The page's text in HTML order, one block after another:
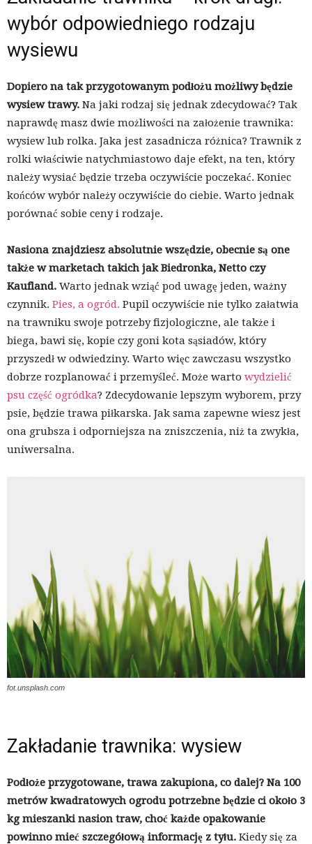
wybór odpowiedniego rodzaju
wysiewu
Dopiero na tak przygotowanym podłożu możliwy będzie
wysiew trawy. Na jaki rodzaj się jednak zdecydować? Tak
naprawdę masz dwie możliwości na założenie trawnika:
wysiew lub rolka. Jaka jest zasadnicza różnica? Trawnik z
rolki właściwie natychmiastowo daje efekt, na ten, który
należy wysiać będzie trzeba oczywiście poczekać. Koniec
końców wybór należy oczywiście do ciebie. Warto jednak
porównać sobie ceny i rodzaje.
Nasiona znajdziesz absolutnie wszędzie, obecnie są one
także w marketach takich jak Biedronka, Netto czy
Kaufland. Warto jednak wziąć pod uwagę jeden, ważny
czynnik. Pies, a ogród. Pupil oczywiście nie tylko załatwia
na trawniku swoje potrzeby fizjologiczne, ale także i
biega, bawi się, kopie czy goni kota sąsiadów, który
przyszedł w odwiedziny. Warto więc zawczasu wszystko
dobrze rozplanować i przemyśleć. Może warto wydzielić
psu część ogródka? Zdecydowanie lepszym wyborem, przy
psie, będzie trawa piłkarska. Jak sama zapewne wiesz jest
ona grubsza i odporniejsza na zniszczenia, niż ta zwykła,
uniwersalna.
fot.unsplash.com
Zakładanie trawnika: wysiew
Podłoże przygotowane, trawa zakupiona, co dalej? Na 100
metrów kwadratowych ogrodu potrzebne będzie ci około 3
kg mieszanki nasion traw, choć każde opakowanie
powinno mieć szczegółową informację z tyłu. Kiedy się za